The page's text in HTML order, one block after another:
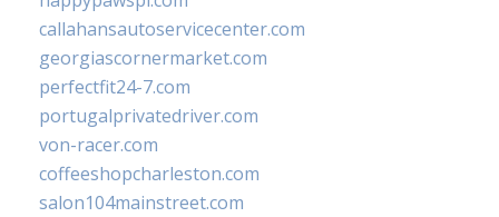
callahansautoservicecenter.com
georgiascornermarket.com
perfectfit24-7.com
portugalprivatedriver.com
von-racer.com
coffeeshopcharleston.com
salon104mainstreet.com